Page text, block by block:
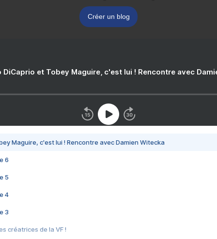
Créer un blog
DiCaprio et Tobey Maguire, c'est lui ! Rencontre avec
Maguire, c'est lui ! Rencontre avec Damien Witecka
6
5
4
3
créatrices de la VF !